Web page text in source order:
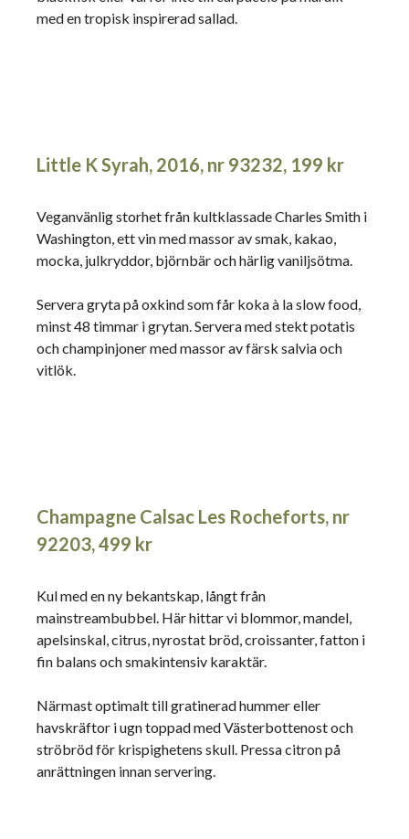
med en tropisk inspirerad sallad.
Little K Syrah, 2016, nr 93232, 199 kr
Veganvänlig storhet från kultklassade Charles Smith i
Washington, ett vin med massor av smak, kakao,
mocka, julkryddor, björnbär och härlig vaniljsötma.
Servera gryta på oxkind som får koka à la slow food,
minst 48 timmar i grytan. Servera med stekt potatis
och champinjoner med massor av färsk salvia och
vitlök.
Champagne Calsac Les Rocheforts, nr
92203, 499 kr
Kul med en ny bekantskap, långt från
mainstreambubbel. Här hittar vi blommor, mandel,
apelsinskal, citrus, nyrostat bröd, croissanter, fatton i
fin balans och smakintensiv karaktär.
Närmast optimalt till gratinerad hummer eller
havskräftor i ugn toppad med Västerbottenost och
ströbröd för krispighetens skull. Pressa citron på
anrättningen innan servering.